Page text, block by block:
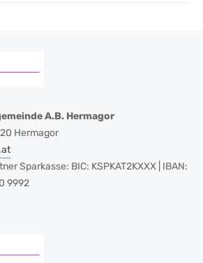
A.B. Hermagor
Hermagor
Sparkasse: BIC: KSPKAT2KXXX | IBAN:
9992